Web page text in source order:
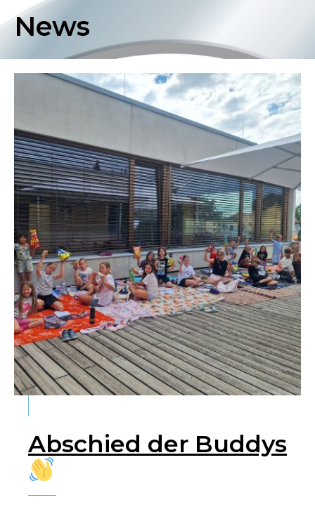
News
Abschied der Buddys